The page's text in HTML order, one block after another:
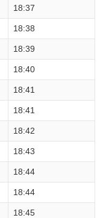
18:37
18:38
18:39
18:40
18:41
18:41
18:42
18:43
18:44
18:44
18:45